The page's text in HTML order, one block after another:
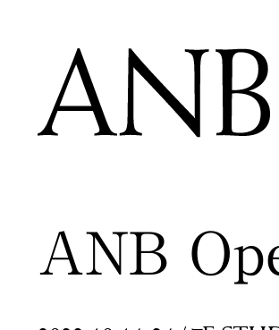
ANB